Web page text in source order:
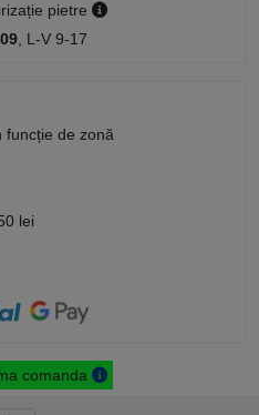
pietre
, L-V 9-17
de zonă
lei
comanda